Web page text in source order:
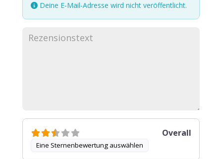
Deine E-Mail-Adresse wird nicht veröffentlicht.
Eine Sternenbewertung auswählen
Overall